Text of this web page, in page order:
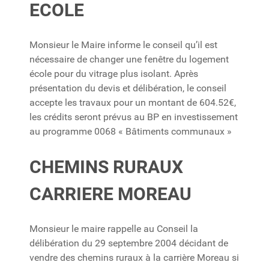
ECOLE
Monsieur le Maire informe le conseil qu’il est
nécessaire de changer une fenêtre du logement
école pour du vitrage plus isolant. Après
présentation du devis et délibération, le conseil
accepte les travaux pour un montant de 604.52€,
les crédits seront prévus au BP en investissement
au programme 0068 « Bâtiments communaux »
CHEMINS RURAUX
CARRIERE MOREAU
Monsieur le maire rappelle au Conseil la
délibération du 29 septembre 2004 décidant de
vendre des chemins ruraux à la carrière Moreau si